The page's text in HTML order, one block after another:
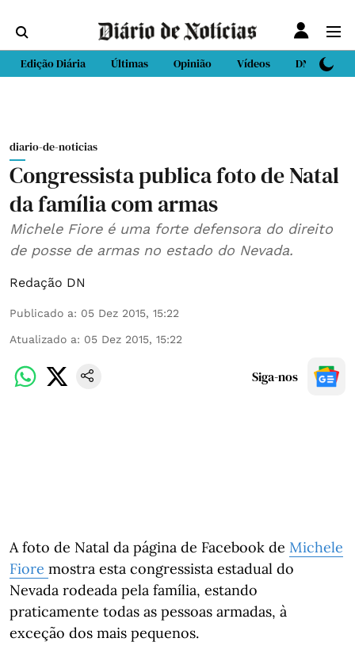
Edição Diária Últimas Opinião Vídeos DN Sport
diario-de-noticias
Congressista publica foto de Natal
da família com armas
Michele Fiore é uma forte defensora do direito
de posse de armas no estado do Nevada.
Redação DN
Publicado a: 05 Dez 2015, 15:22
Atualizado a: 05 Dez 2015, 15:22
Siga-nos
A foto de Natal da página de Facebook de Michele
Fiore mostra esta congressista estadual do
Nevada rodeada pela família, estando
praticamente todas as pessoas armadas, à
exceção dos mais pequenos.